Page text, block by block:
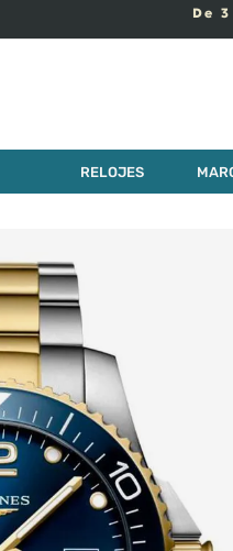
De
RELOJES